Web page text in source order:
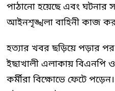
পাঠানো হয়েছে এবং ঘটনার
আইনশৃঙ্খলা বাহিনী কাজ
হত্যার খবর ছড়িয়ে পড়ার পর
ইছাখালী এলাকায় বিএনপি
কর্মীরা বিক্ষোভে ফেটে